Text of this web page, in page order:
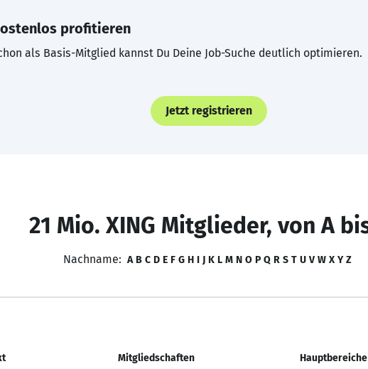
profitieren
als Basis-Mitglied kannst Du Deine Job-Suche deutlich optimieren.
Jetzt registrieren
21 Mio. XING Mitglieder, von A
Nachname: A B C D E F G H I J K L M N O P Q R S T U V W X Y Z
Mitgliedschaften Hauptbereiche